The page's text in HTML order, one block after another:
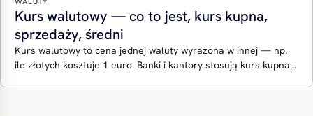
Kurs walutowy — co to jest, kurs kupna,
sprzedaży, średni
Kurs walutowy to cena jednej waluty wyrażona w innej — np.
ile złotych kosztuje 1 euro. Banki i kantory stosują kurs kupna…